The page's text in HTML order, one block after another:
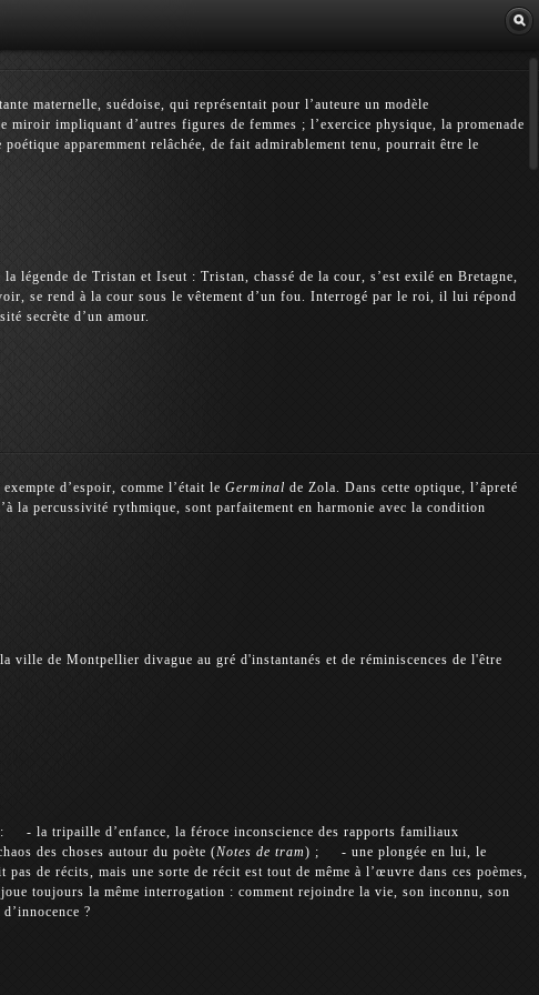
maternelle, suédoise, qui représentait pour l’auteure un modèle
miroir impliquant d’autres figures de femmes ; l’exercice physique, la promenade
apparemment relâchée, de fait admirablement tenu, pourrait être le
légende de Tristan et Iseut : Tristan, chassé de la cour, s’est exilé en Bretagne,
se rend à la cour sous le vêtement d’un fou. Interrogé par le roi, il lui répond
secrète d’un amour.
d’espoir, comme l’était le Germinal de Zola. Dans cette optique, l’âpreté
la percussivité rythmique, sont parfaitement en harmonie avec la condition
de Montpellier divague au gré d'instantanés et de réminiscences de l'être
- la tripaille d’enfance, la féroce inconscience des rapports familiaux
des choses autour du poète (Notes de tram) ; - une plongée en lui, le
pas de récits, mais une sorte de récit est tout de même à l’œuvre dans ces poèmes,
toujours la même interrogation : comment rejoindre la vie, son inconnu, son
?